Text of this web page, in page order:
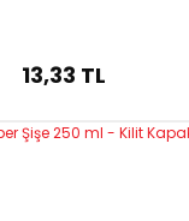
13,33 TL